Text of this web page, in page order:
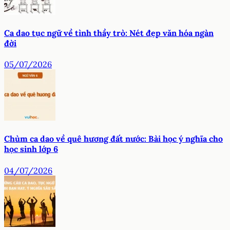
Ca dao tục ngữ về tình thầy trò: Nét đẹp văn hóa ngàn
đời
05/07/2026
Chùm ca dao về quê hương đất nước: Bài học ý nghĩa cho
học sinh lớp 6
04/07/2026